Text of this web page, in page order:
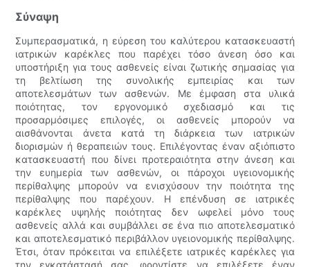
Σύναψη
Συμπερασματικά, η εύρεση του καλύτερου κατασκευαστή
ιατρικών καρέκλες που παρέχει τόσο άνεση όσο και
υποστήριξη για τους ασθενείς είναι ζωτικής σημασίας για
τη βελτίωση της συνολικής εμπειρίας και των
αποτελεσμάτων των ασθενών. Με έμφαση στα υλικά
ποιότητας, τον εργονομικό σχεδιασμό και τις
προσαρμόσιμες επιλογές, οι ασθενείς μπορούν να
αισθάνονται άνετα κατά τη διάρκεια των ιατρικών
διορισμών ή θεραπειών τους. Επιλέγοντας έναν αξιόπιστο
κατασκευαστή που δίνει προτεραιότητα στην άνεση και
την ευημερία των ασθενών, οι πάροχοι υγειονομικής
περίθαλψης μπορούν να ενισχύσουν την ποιότητα της
περίθαλψης που παρέχουν. Η επένδυση σε ιατρικές
καρέκλες υψηλής ποιότητας δεν ωφελεί μόνο τους
ασθενείς αλλά και συμβάλλει σε ένα πιο αποτελεσματικό
και αποτελεσματικό περιβάλλον υγειονομικής περίθαλψης.
Έτσι, όταν πρόκειται να επιλέξετε ιατρικές καρέκλες για